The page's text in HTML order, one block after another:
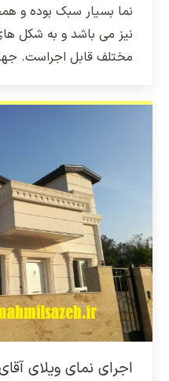
نما بسیار سبک بوده و
نیز می باشد و به شکل
مختلف قابل اجراست.
اجرای نمای ویلای